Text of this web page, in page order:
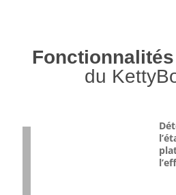
Fonctionnalités
du